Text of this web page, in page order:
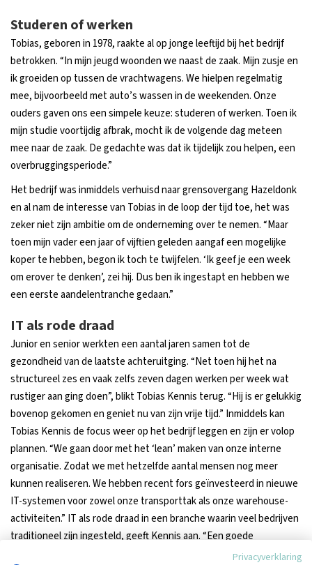
Studeren of werken
Tobias, geboren in 1978, raakte al op jonge leeftijd bij het bedrijf
betrokken. “In mijn jeugd woonden we naast de zaak. Mijn zusje en
ik groeiden op tussen de vrachtwagens. We hielpen regelmatig
mee, bijvoorbeeld met auto’s wassen in de weekenden. Onze
ouders gaven ons een simpele keuze: studeren of werken. Toen ik
mijn studie voortijdig afbrak, mocht ik de volgende dag meteen
mee naar de zaak. De gedachte was dat ik tijdelijk zou helpen, een
overbruggingsperiode.”
Het bedrijf was inmiddels verhuisd naar grensovergang Hazeldonk
en al nam de interesse van Tobias in de loop der tijd toe, het was
zeker niet zijn ambitie om de onderneming over te nemen. “Maar
toen mijn vader een jaar of vijftien geleden aangaf een mogelijke
koper te hebben, begon ik toch te twijfelen. ‘Ik geef je een week
om erover te denken’, zei hij. Dus ben ik ingestapt en hebben we
een eerste aandelentranche gedaan.”
IT als rode draad
Junior en senior werkten een aantal jaren samen tot de
gezondheid van de laatste achteruitging. “Net toen hij het na
structureel zes en vaak zelfs zeven dagen werken per week wat
rustiger aan ging doen”, blikt Tobias Kennis terug. “Hij is er gelukkig
bovenop gekomen en geniet nu van zijn vrije tijd.” Inmiddels kan
Tobias Kennis de focus weer op het bedrijf leggen en zijn er volop
plannen. “We gaan door met het ‘lean’ maken van onze interne
organisatie. Zodat we met hetzelfde aantal mensen nog meer
kunnen realiseren. We hebben recent fors geïnvesteerd in nieuwe
IT-systemen voor zowel onze transporttak als onze warehouse-
activiteiten.” IT als rode draad in een branche waarin veel bedrijven
traditioneel zijn ingesteld, geeft Kennis aan. “Een goede
technische infrastructuur is noodzakelijk voor het waarmaken van
Privacyverklaring